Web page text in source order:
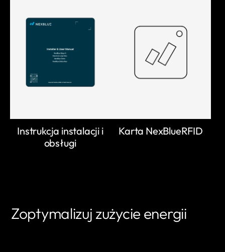
Instrukcja instalacji i
obsługi
Karta NexBlueRFID
Zoptymalizuj zużycie energii